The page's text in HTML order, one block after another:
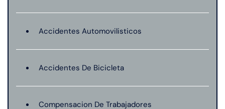
Accidentes Automovilisticos
Accidentes De Bicicleta
Compensacion De Trabajadores